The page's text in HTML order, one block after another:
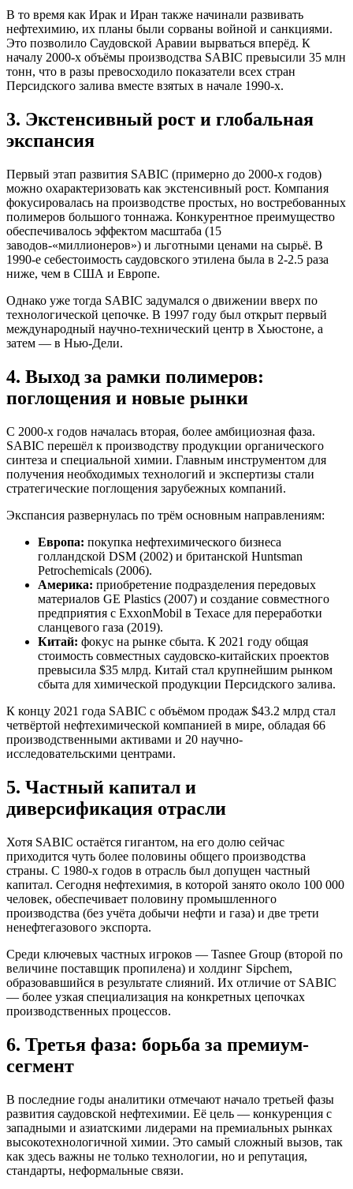
В то время как Ирак и Иран также начинали развивать
нефтехимию, их планы были сорваны войной и санкциями.
Это позволило Саудовской Аравии вырваться вперёд. К
началу 2000-х объёмы производства SABIC превысили 35 млн
тонн, что в разы превосходило показатели всех стран
Персидского залива вместе взятых в начале 1990-х.
3. Экстенсивный рост и глобальная
экспансия
Первый этап развития SABIC (примерно до 2000-х годов)
можно охарактеризовать как экстенсивный рост. Компания
фокусировалась на производстве простых, но востребованных
полимеров большого тоннажа. Конкурентное преимущество
обеспечивалось эффектом масштаба (15
заводов-«миллионеров») и льготными ценами на сырьё. В
1990-е себестоимость саудовского этилена была в 2-2.5 раза
ниже, чем в США и Европе.
Однако уже тогда SABIC задумался о движении вверх по
технологической цепочке. В 1997 году был открыт первый
международный научно-технический центр в Хьюстоне, а
затем — в Нью-Дели.
4. Выход за рамки полимеров:
поглощения и новые рынки
С 2000-х годов началась вторая, более амбициозная фаза.
SABIC перешёл к производству продукции органического
синтеза и специальной химии. Главным инструментом для
получения необходимых технологий и экспертизы стали
стратегические поглощения зарубежных компаний.
Экспансия развернулась по трём основным направлениям:
Европа: покупка нефтехимического бизнеса
голландской DSM (2002) и британской Huntsman
Petrochemicals (2006).
Америка: приобретение подразделения передовых
материалов GE Plastics (2007) и создание совместного
предприятия с ExxonMobil в Техасе для переработки
сланцевого газа (2019).
Китай: фокус на рынке сбыта. К 2021 году общая
стоимость совместных саудовско-китайских проектов
превысила $35 млрд. Китай стал крупнейшим рынком
сбыта для химической продукции Персидского залива.
К концу 2021 года SABIC с объёмом продаж $43.2 млрд стал
четвёртой нефтехимической компанией в мире, обладая 66
производственными активами и 20 научно-
исследовательскими центрами.
5. Частный капитал и
диверсификация отрасли
Хотя SABIC остаётся гигантом, на его долю сейчас
приходится чуть более половины общего производства
страны. С 1980-х годов в отрасль был допущен частный
капитал. Сегодня нефтехимия, в которой занято около 100 000
человек, обеспечивает половину промышленного
производства (без учёта добычи нефти и газа) и две трети
ненефтегазового экспорта.
Среди ключевых частных игроков — Tasnee Group (второй по
величине поставщик пропилена) и холдинг Sipchem,
образовавшийся в результате слияний. Их отличие от SABIC
— более узкая специализация на конкретных цепочках
производственных процессов.
6. Третья фаза: борьба за премиум-
сегмент
В последние годы аналитики отмечают начало третьей фазы
развития саудовской нефтехимии. Её цель — конкуренция с
западными и азиатскими лидерами на премиальных рынках
высокотехнологичной химии. Это самый сложный вызов, так
как здесь важны не только технологии, но и репутация,
стандарты, неформальные связи.